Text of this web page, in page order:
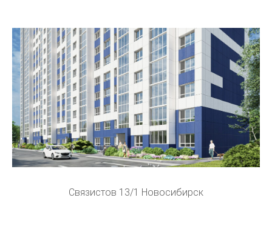
Связистов 13/1 Новосибирск